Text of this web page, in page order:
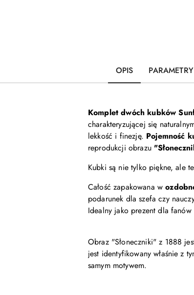
OPIS PARAMETRY
Komplet dwóch kubków
charakteryzującej się
lekkość i finezję. Pojemność
reprodukcji obrazu
Kubki są nie tylko piękne, ale
Całość zapakowana w
podarunek dla szefa czy
Idealny jako prezent dla
Obraz "Słoneczniki" z 1888
jest identyfikowany właśnie z
samym motywem.